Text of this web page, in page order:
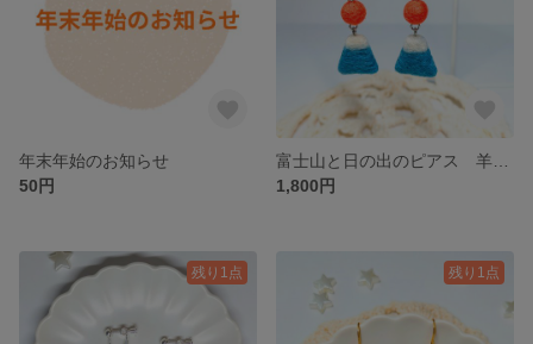
年末年始のお知らせ
50円
1,800円
残り1点 残り1点